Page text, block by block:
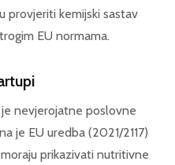
provjeriti kemijski sastav
EU normama.
nevjerojatne poslovne
je EU uredba (2021/2117)
prikazivati nutritivne